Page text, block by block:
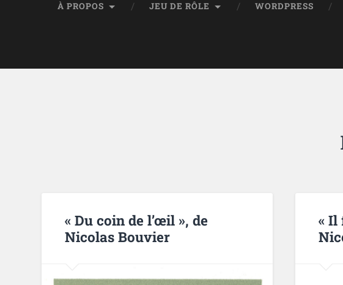
À PROPOS JEU DE RÔLE WORDPRESS
« Du coin de l’œil », de
Nicolas Bouvier
« Il